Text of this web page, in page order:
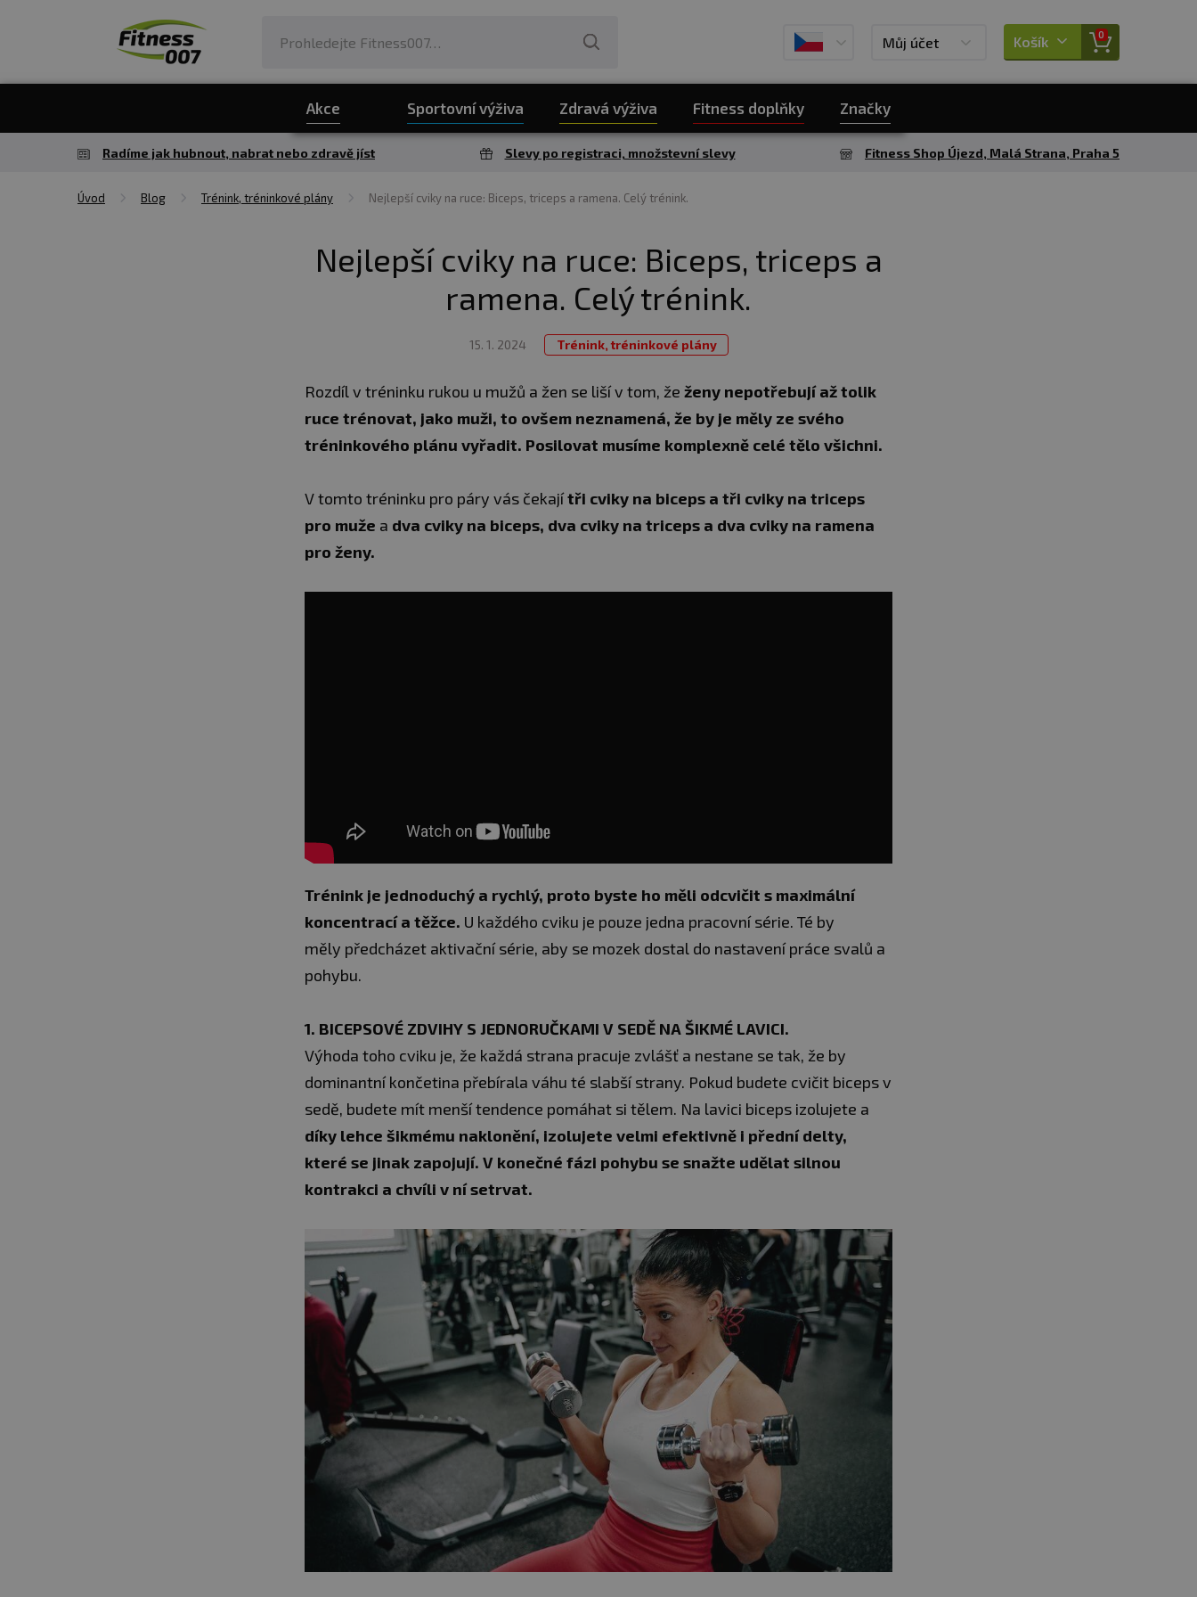
Můj účet Košík 0
Akce Sportovní výživa Zdravá výživa Fitness doplňky Značky
Radíme jak hubnout, nabrat nebo zdravě jíst Slevy po registraci, množstevní slevy Fitness Shop Újezd, Malá Strana, Praha 5
Úvod Blog Trénink, tréninkové plány Nejlepší cviky na ruce: Biceps, triceps a ramena. Celý trénink.
Nejlepší cviky na ruce: Biceps, triceps a
ramena. Celý trénink.
15. 1. 2024 Trénink, tréninkové plány
Rozdíl v tréninku rukou u mužů a žen se liší v tom, že ženy nepotřebují až tolik
ruce trénovat, jako muži, to ovšem neznamená, že by je měly ze svého
tréninkového plánu vyřadit. Posilovat musíme komplexně celé tělo všichni.
V tomto tréninku pro páry vás čekajítři cviky na biceps a tři cviky na triceps
pro muže a dva cviky na biceps, dva cviky na triceps a dva cviky na ramena
pro ženy.
Trénink je jednoduchý a rychlý, proto byste ho měli odcvičit s maximální
koncentrací a těžce. U každého cviku je pouze jedna pracovní série. Té by
měly předcházet aktivační série, aby se mozek dostal do nastavení práce svalů a
pohybu.
1. BICEPSOVÉ ZDVIHY S JEDNORUČKAMI V SEDĚ NA ŠIKMÉ LAVICI.
Výhoda toho cviku je, že každá strana pracuje zvlášť a nestane se tak, že by
dominantní končetina přebírala váhu té slabší strany. Pokud budete cvičit biceps v
sedě, budete mít menší tendence pomáhat si tělem. Na lavici biceps izolujete a
díky lehce šikmému naklonění, izolujete velmi efektivně i přední delty,
které se jinak zapojují. V konečné fázi pohybu se snažte udělat silnou
kontrakci a chvíli v ní setrvat.